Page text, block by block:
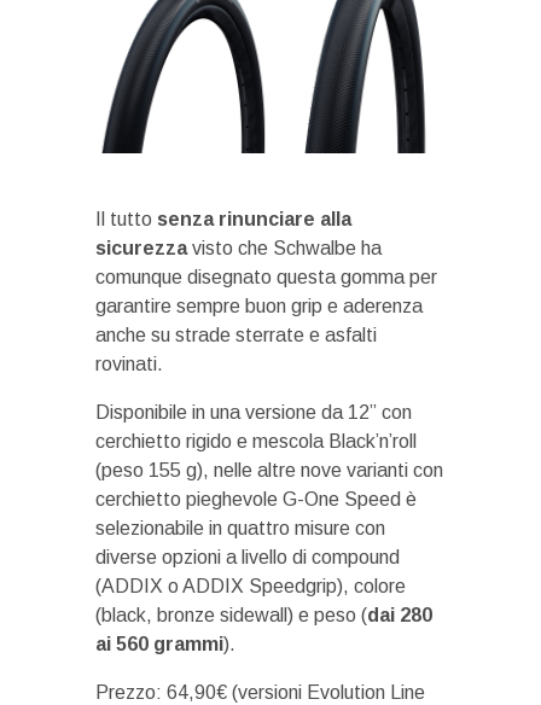
Il tutto senza rinunciare alla
sicurezzavisto che Schwalbe ha
comunque disegnato questa gomma per
garantire sempre buon grip e aderenza
anche su strade sterrate e asfalti
rovinati.
Disponibile in una versione da 12” con
cerchietto rigido e mescola Black’n’roll
(peso 155 g), nelle altre nove varianti con
cerchietto pieghevole G-One Speed è
selezionabile in quattro misure con
diverse opzioni a livello di compound
(ADDIX o ADDIX Speedgrip), colore
(black, bronze sidewall) e peso (dai 280
ai 560 grammi).
Prezzo: 64,90€ (versioni Evolution Line